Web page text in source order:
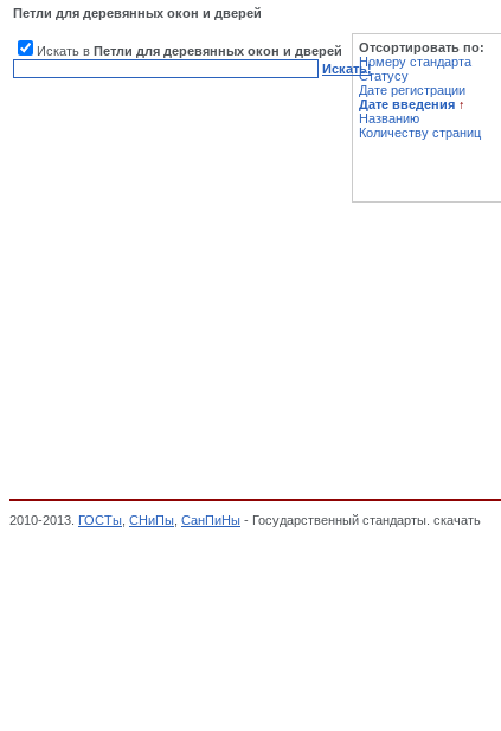
Петли для деревянных окон и дверей
Искать в Петли для деревянных окон и дверей
Искать!
Отсортировать по:
Номеру стандарта
Статусу
Дате регистрации
Дате введения ↑
Названию
Количеству страниц
2010-2013. ГОСТы СНиПы СанПиНы - Государственный стандарты. скачать